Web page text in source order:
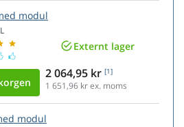
modul
Externt lager
2 064,95 kr [1]
1 651,96 kr ex. moms
modul